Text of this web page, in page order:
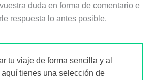
duda en forma de comentario e
respuesta lo antes posible.
tu viaje de forma sencilla y al
tienes una selección de